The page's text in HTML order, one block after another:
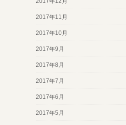
2017年11月
2017年10月
2017年9月
2017年8月
2017年7月
2017年6月
2017年5月